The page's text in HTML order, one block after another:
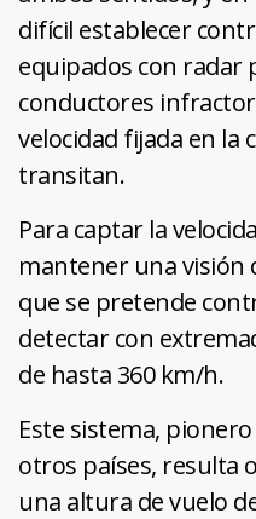
difícil establecer
equipados con radar
conductores
velocidad fijada en la
transitan.
Para captar la
mantener una visión
que se pretende
detectar con
de hasta 360 km/h.
Este sistema,
otros países, resulta
una altura de vuelo